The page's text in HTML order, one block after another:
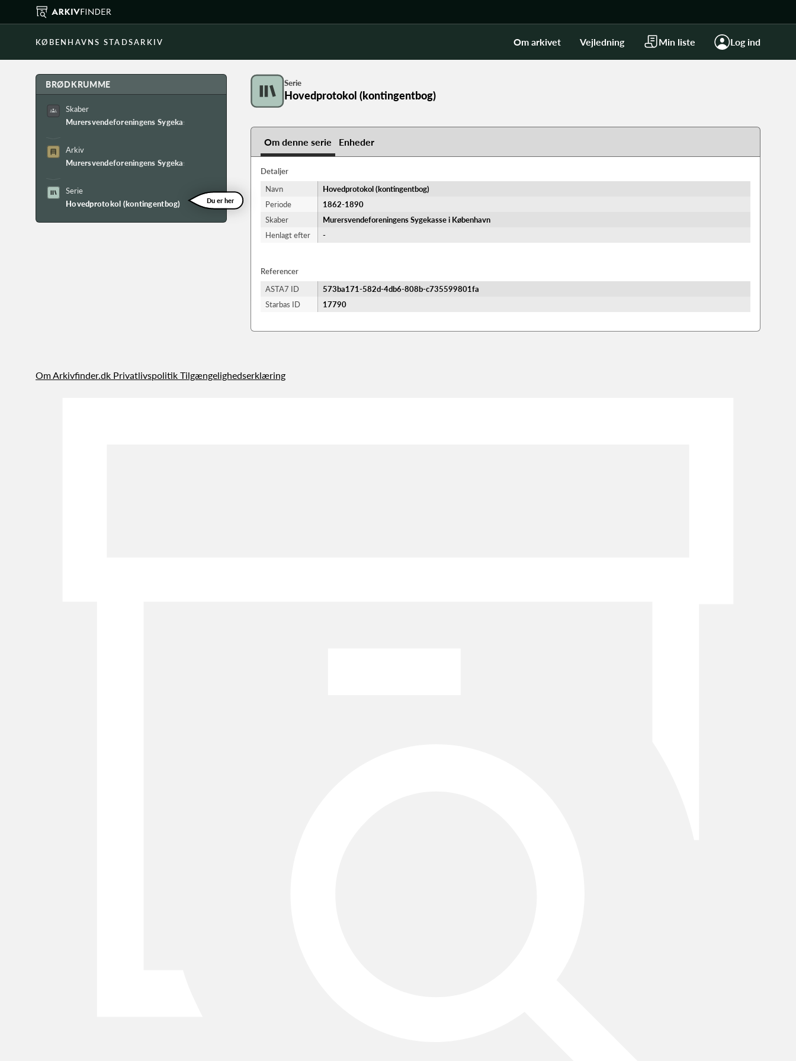
KØBENHAVNS STADSARKIV Om arkivet Vejledning Min liste Log ind
BRØDKRUMME
Skaber
Murersvendeforeningens Sygekasse i København
Arkiv
Murersvendeforeningens Sygekasse i Københavns arkiv
Serie
Hovedprotokol (kontingentbog)
Du er her
Serie
Hovedprotokol (kontingentbog)
Om denne serie Enheder
Detaljer
Navn
Hovedprotokol (kontingentbog)
Periode
1862-​1890
Skaber
Murersvendeforeningens Sygekasse i København
Henlagt efter
-
Referencer
ASTA7 ID
573ba171-582d-4db6-808b-c735599801fa
Starbas ID
17790
Om Arkivfinder.dk Privatlivspolitik Tilgængelighedserklæring